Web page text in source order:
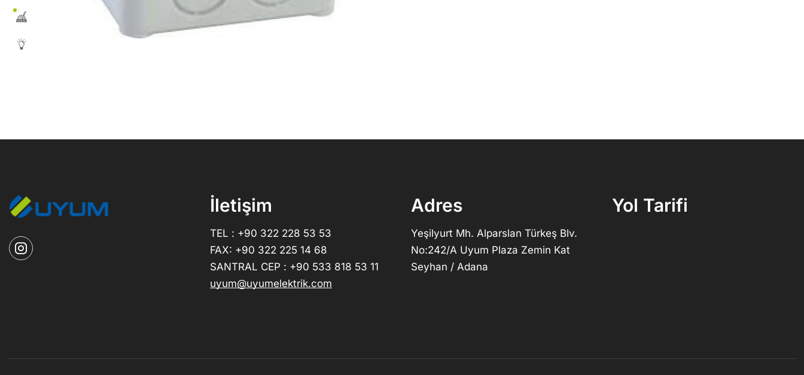
İletişim
TEL : +90 322 228 53 53
FAX: +90 322 225 14 68
SANTRAL CEP : +90 533 818 53 11
uyum@uyumelektrik.com
Adres
Yeşilyurt Mh. Alparslan Türkeş Blv.
No:242/A Uyum Plaza Zemin Kat
Seyhan / Adana
Yol Tarifi